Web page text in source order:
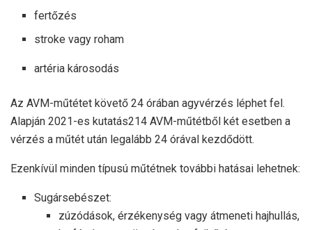
fertőzés
stroke vagy roham
artéria károsodás
Az AVM-műtétet követő 24 órában agyvérzés léphet fel.
Alapján 2021-es kutatás214 AVM-műtétből két esetben a
vérzés a műtét után legalább 24 órával kezdődött.
Ezenkívül minden típusú műtétnek további hatásai lehetnek:
Sugársebészet:
zúzódások, érzékenység vagy átmeneti hajhullás,